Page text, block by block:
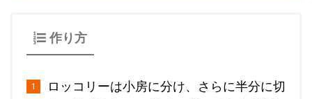
作り方
ロッコリーは小房に分け、さらに半分に切